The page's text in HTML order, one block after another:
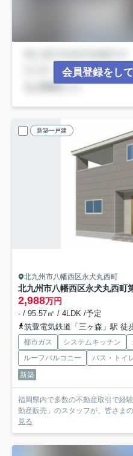
会員登録をし
新築一戸建
北九州市八幡西区永犬丸西町
北九州市八幡西区永犬丸西町
2,988万円
- / 95.57㎡ / 4LDK /予定
筑豊電気鉄道「三ヶ森」駅 徒
都市ガス システムキッチン
ルーフバルコニー
バス・トイ
新築
福岡県内で多数の不動産取引で経
動産販売」のスタッフが、皆さま
見る